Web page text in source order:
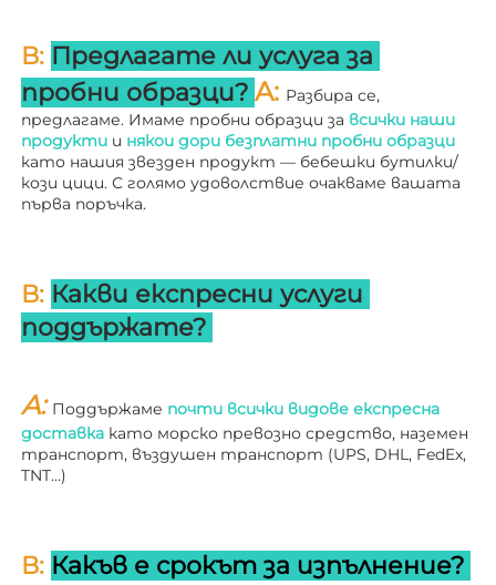
В: Предлагате ли услуга за
пробни образци? A: Разбира се,
предлагаме. Имаме пробни образци за всички наши
продукти и
като нашия звезден продукт — бебешки бутилки/
кози цици. С голямо удоволствие очакваме вашата
първа поръчка.
В: Какви експресни услуги
поддържате?
A: Поддържаме почти всички видове експресна
доставка като морско превозно средство, наземен
транспорт, въздушен транспорт (UPS, DHL, FedEx,
TNT…)
В: Какъв е срокът за изпълнение?